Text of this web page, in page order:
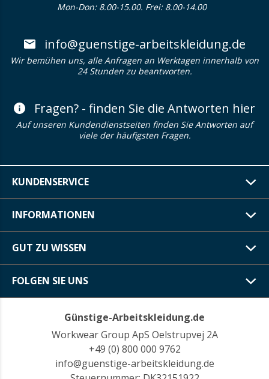
Mon-Don: 8.00-15.00. Frei: 8.00-14.00
info@guenstige-arbeitskleidung.de
Wir bemühen uns, alle Anfragen an Werktagen innerhalb von
24 Stunden zu beantworten.
Fragen? - finden Sie die Antworten hier
Auf unseren Kundendienstseiten finden Sie Antworten auf
viele der häufigsten Fragen.
KUNDENSERVICE
INFORMATIONEN
GUT ZU WISSEN
FOLGEN SIE UNS
Günstige-Arbeitskleidung.de
Workwear Group ApS Oelstrupvej 2A
+49 (0) 800 000 9762
info@guenstige-arbeitskleidung.de